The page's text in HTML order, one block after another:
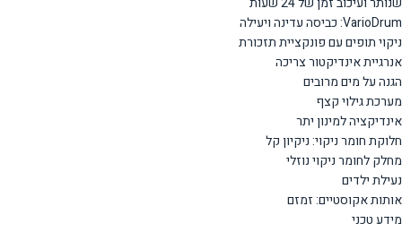
VarioDrum: כביסה עדינה ויעילה
ניקוי תופים עם פונקציית תזכורת
אנרגיית אינדיקטור צריכה
הגנה על מים מרובים
מערכת גילוי קצף
אינדיקציה למינון יתר
חלוקת חומר ניקוי: ניקיון קל
מחלק לחומר ניקוי נוזלי
נעילת ילדים
אותות אקוסטיים: זמזם
מידע טכני